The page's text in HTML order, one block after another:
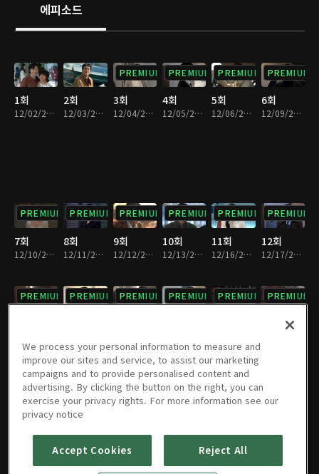
에피소드
1회
12/02/2024 • 33분
2회
12/03/2024 • 34분
PREMIUM
3회
12/04/2024 • 34분
PREMIUM
4회
12/05/2024 • 34분
PREMIUM
5회
12/06/2024 • 33분
PREMIUM
6회
12/09/2024 • 34분
PREMIUM
7회
12/10/2024 • 34분
PREMIUM
8회
12/11/2024 • 34분
PREMIUM
9회
12/12/2024 • 35분
PREMIUM
10회
12/13/2024 • 34분
PREMIUM
11회
12/16/2024 • 34분
PREMIUM
12회
12/17/2024 • 34분
PREMIUM PREMIUM PREMIUM PREMIUM PREMIUM PREMIUM
PREMIUM
19회
12/26/2024 • 34분
PREMIUM
20회
PREMIUM
21회
PREMIUM
22회
PREMIUM
23회 24회
PREMIUM PREMIUM
We process your personal information to measure and
improve our sites and service, to assist our marketing
campaigns and to provide personalised content and
advertising. By clicking the button on the right, you can
exercise your privacy rights. For more information see our
privacy notice
Accept Cookies Reject All